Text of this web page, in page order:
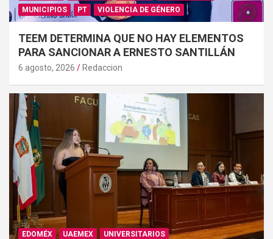
MUNICIPIOS
PT VIOLENCIA DE GÉNERO
TEEM DETERMINA QUE NO HAY ELEMENTOS
PARA SANCIONAR A ERNESTO SANTILLÁN
6 agosto, 2026 Redaccion
EDOMÉX UAEMEX UNIVERSITARIOS